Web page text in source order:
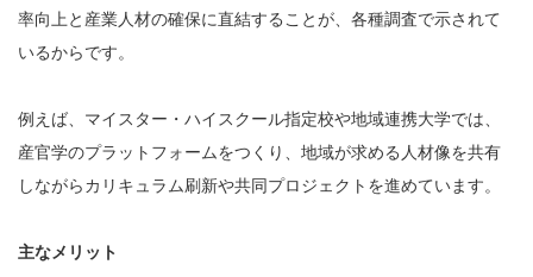
率向上と産業人材の確保に直結することが、各種調査で示されて
いるからです。
例えば、マイスター・ハイスクール指定校や地域連携大学では、
産官学のプラットフォームをつくり、地域が求める人材像を共有
しながらカリキュラム刷新や共同プロジェクトを進めています。
主なメリット